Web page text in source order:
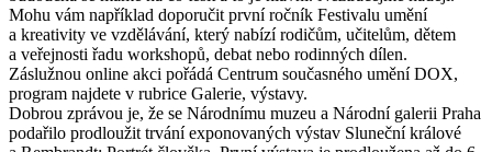
Mohu vám například doporučit první ročník Festivalu umění
a kreativity ve vzdělávání, který nabízí rodičům, učitelům, dětem
a veřejnosti řadu workshopů, debat nebo rodinných dílen.
Záslužnou online akci pořádá Centrum současného umění DOX,
program najdete v rubrice Galerie, výstavy.
Dobrou zprávou je, že se Národnímu muzeu a Národní galerii Praha
podařilo prodloužit trvání exponovaných výstav Sluneční králové